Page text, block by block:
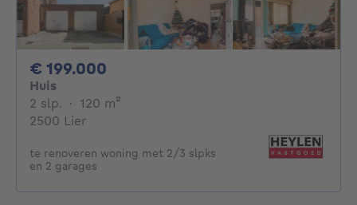
€ 199.000
Huis
2 slp. 2 slaapkamers
· 120 m²
2500 Lier
te renoveren woning met 2/3 slpks
en 2 garages